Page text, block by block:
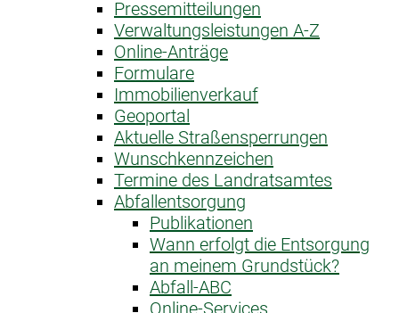
Pressemitteilungen
Verwaltungsleistungen A-Z
Online-Anträge
Formulare
Immobilienverkauf
Geoportal
Aktuelle Straßensperrungen
Wunschkennzeichen
Termine des Landratsamtes
Abfallentsorgung
Publikationen
Wann erfolgt die Entsorgung
an meinem Grundstück?
Abfall-ABC
Online-Services